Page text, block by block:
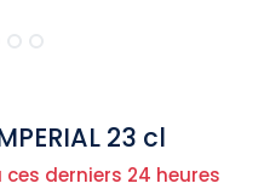
23 cl
ces derniers 24 heures